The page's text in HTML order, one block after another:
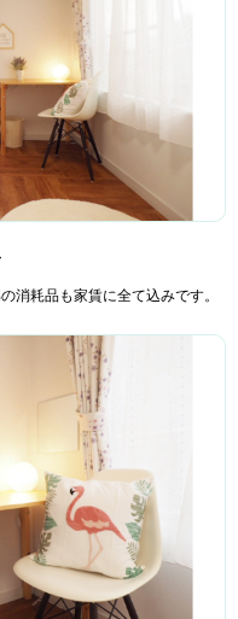
消耗品も家賃に全て込みです。